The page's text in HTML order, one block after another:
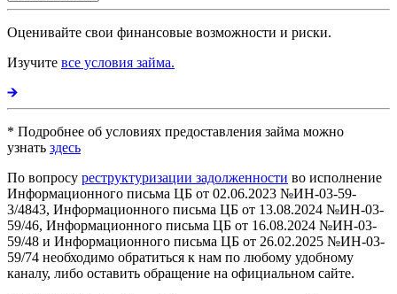
Оценивайте свои финансовые возможности и риски.
Изучите все условия займа.
* Подробнее об условиях предоставления займа можно
узнать здесь
По вопросу реструктуризации задолженности во исполнение
Информационного письма ЦБ от 02.06.2023 №ИН-03-59-
3/4843, Информационного письма ЦБ от 13.08.2024 №ИН-03-
59/46, Информационного письма ЦБ от 16.08.2024 №ИН-03-
59/48 и Информационного письма ЦБ от 26.02.2025 №ИН-03-
59/74 необходимо обратиться к нам по любому удобному
каналу, либо оставить обращение на официальном сайте.